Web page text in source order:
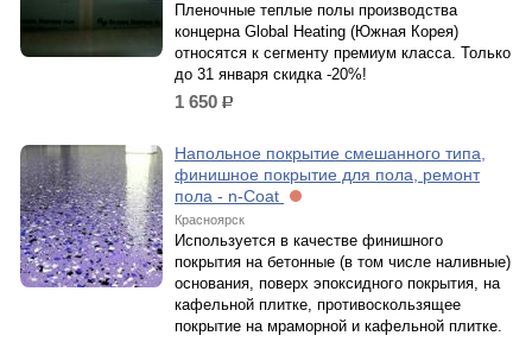
Пленочные теплые полы производства
концерна Global Heating (Южная Корея)
относятся к сегменту премиум класса. Только
до 31 января скидка -20%!
1 650 р.
Напольное покрытие смешанного типа,
финишное покрытие для пола, ремонт
пола - n-Coat
Красноярск
Используется в качестве финишного
покрытия на бетонные (в том числе наливные)
основания, поверх эпоксидного покрытия, на
кафельной плитке, противоскользящее
покрытие на мраморной и кафельной плитке.